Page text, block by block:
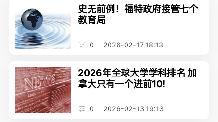
史无前例！福特政府接管七个
教育局
0 2026-02-17 18:13
2026年全球大学学科排名 加
拿大只有一个进前10!
0 2026-02-13 19:13